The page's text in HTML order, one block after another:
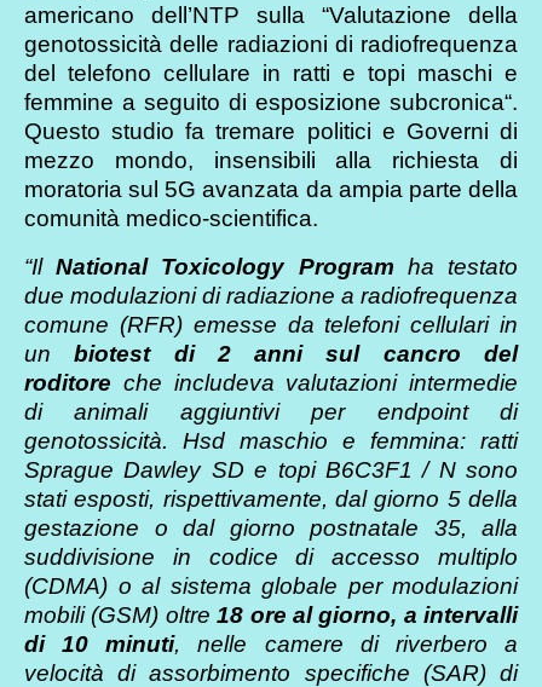
americano dell’NTP sulla “Valutazione della
genotossicità delle radiazioni di radiofrequenza
del telefono cellulare in ratti e topi maschi e
femmine a seguito di esposizione subcronica“.
Questo studio fa tremare politici e Governi di
mezzo mondo, insensibili alla richiesta di
moratoria sul 5G avanzata da ampia parte della
comunità medico-scientifica.
“IlNational Toxicology Program ha testato
due modulazioni di radiazione a radiofrequenza
comune (RFR) emesse da telefoni cellulari in
unbiotest di 2 anni sul cancro del
roditore che includeva valutazioni intermedie
di animali aggiuntivi per endpoint di
genotossicità. Hsd maschio e femmina: ratti
Sprague Dawley SD e topi B6C3F1 / N sono
stati esposti, rispettivamente, dal giorno 5 della
gestazione o dal giorno postnatale 35, alla
suddivisione in codice di accesso multiplo
(CDMA) o al sistema globale per modulazioni
mobili (GSM) oltre18 ore al giorno, a intervalli
di 10 minuti, nelle camere di riverbero a
velocità di assorbimento specifiche (SAR) di